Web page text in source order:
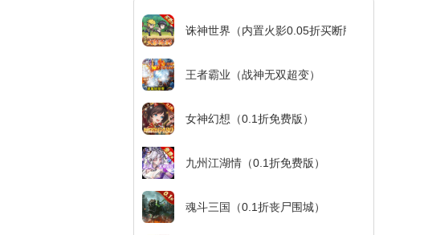
诛神世界（内置火影0.05折买断版）
王者霸业（战神无双超变）
女神幻想（0.1折免费版）
九州江湖情（0.1折免费版）
魂斗三国（0.1折丧尸围城）